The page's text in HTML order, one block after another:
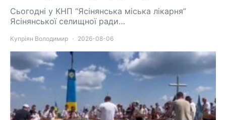
Сьогодні у КНП “Ясінянська міська лікарня”
Ясінянської селищної ради…
Купріян Володимир 2026-08-06